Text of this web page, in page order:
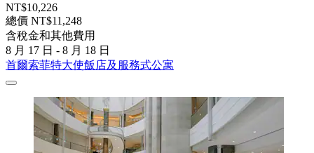
NT$10,226
總價 NT$11,248
含稅金和其他費用
8 月 17 日 - 8 月 18 日
首爾索菲特大使飯店及服務式公寓